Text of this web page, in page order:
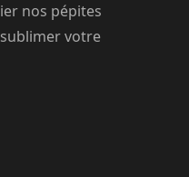
nos pépites
votre